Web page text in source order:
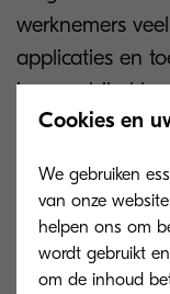
werknemers
applicaties en
immers bij al
onderweg zijn.
Cookies en
We gebruiken
van onze
helpen ons om
wordt gebruikt
om de inhoud